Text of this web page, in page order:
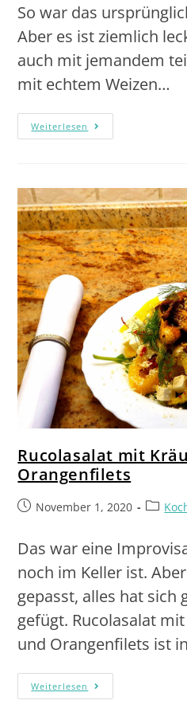
So war das
Aber es ist ziemlich
auch mit jemandem
mit echtem Weizen…
Weiterlesen
Rucolasalat mit
Orangenfilets
November 1, 2020
Das war eine
noch im Keller ist.
gepasst, alles hat sich
gefügt. Rucolasalat
und Orangenfilets ist
Weiterlesen